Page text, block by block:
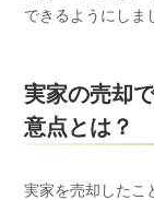
できるようにしま
実家の売却
意点とは？
実家を売却したこ